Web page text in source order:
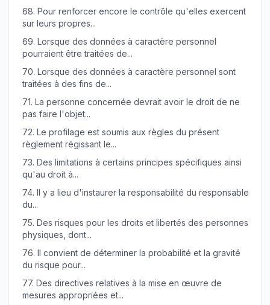
68. Pour renforcer encore le contrôle qu'elles exercent
sur leurs propres...
69. Lorsque des données à caractère personnel
pourraient être traitées de...
70. Lorsque des données à caractère personnel sont
traitées à des fins de...
71. La personne concernée devrait avoir le droit de ne
pas faire l'objet...
72. Le profilage est soumis aux règles du présent
règlement régissant le...
73. Des limitations à certains principes spécifiques ainsi
qu'au droit à...
74. Il y a lieu d'instaurer la responsabilité du responsable
du...
75. Des risques pour les droits et libertés des personnes
physiques, dont...
76. Il convient de déterminer la probabilité et la gravité
du risque pour...
77. Des directives relatives à la mise en œuvre de
mesures appropriées et...